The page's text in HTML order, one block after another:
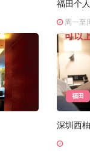
福田个
周一至
福田
深圳西